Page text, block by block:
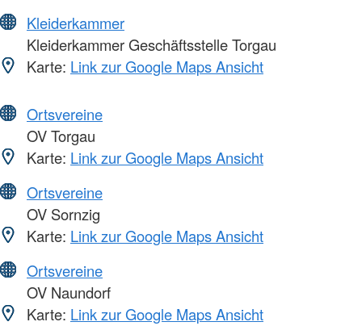
Kleiderkammer
Kleiderkammer Geschäftsstelle Torgau
Karte: Link zur Google Maps Ansicht
Ortsvereine
OV Torgau
Karte: Link zur Google Maps Ansicht
Ortsvereine
OV Sornzig
Karte: Link zur Google Maps Ansicht
Ortsvereine
OV Naundorf
Karte: Link zur Google Maps Ansicht